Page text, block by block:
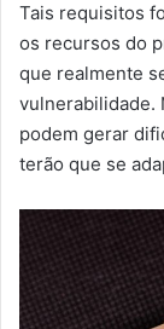
Tais requisitos
os recursos do
que realmente
vulnerabilidade.
podem gerar
terão que se